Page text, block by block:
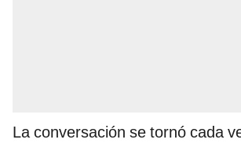
La conversación se tornó cada